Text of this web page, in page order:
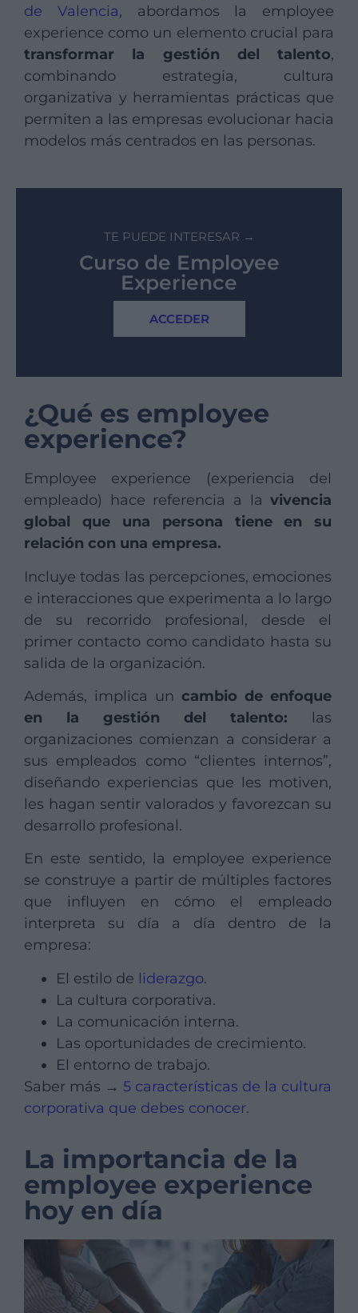
de Valencia, abordamos la employee
experience como un elemento crucial para
transformar la gestión del talento,
combinando estrategia, cultura
organizativa y herramientas prácticas que
permiten a las empresas evolucionar hacia
modelos más centrados en las personas.
TE PUEDE INTERESAR →
Curso de Employee
Experience
ACCEDER
¿Qué es employee
experience?
Employee experience (experiencia del
empleado) hace referencia a la vivencia
global que una persona tiene en su
relación con una empresa.
Incluye todas las percepciones, emociones
e interacciones que experimenta a lo largo
de su recorrido profesional, desde el
primer contacto como candidato hasta su
salida de la organización.
Además, implica un cambio de enfoque
en la gestión del talento: las
organizaciones comienzan a considerar a
sus empleados como “clientes internos”,
diseñando experiencias que les motiven,
les hagan sentir valorados y favorezcan su
desarrollo profesional.
En este sentido, la employee experience
se construye a partir de múltiples factores
que influyen en cómo el empleado
interpreta su día a día dentro de la
empresa:
El estilo de liderazgo.
La cultura corporativa.
La comunicación interna.
Las oportunidades de crecimiento.
El entorno de trabajo.
Saber más → 5 características de la cultura
corporativa que debes conocer.
La importancia de la
employee experience
hoy en día